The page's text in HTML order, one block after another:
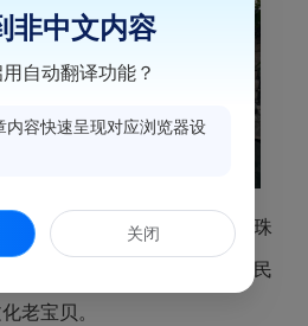
泰桥，河上七座古桥串成珍珠
桥、福枝桥组成的“转三桥”民
老宝贝。
非中文内容
自动翻译功能？
内容快速呈现对应浏览器设
关闭